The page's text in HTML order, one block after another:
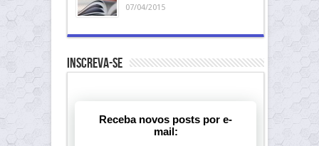
07/04/2015
Inscreva-se
Receba novos posts por e-
mail: